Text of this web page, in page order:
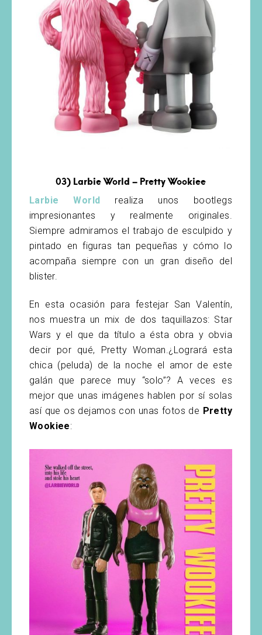
03) Larbie World – Pretty Wookiee
Larbie World realiza unos bootlegs
impresionantes y realmente originales.
Siempre admiramos el trabajo de esculpido y
pintado en figuras tan pequeñas y cómo lo
acompaña siempre con un gran diseño del
blister.
En esta ocasión para festejar San Valentín,
nos muestra un mix de dos taquillazos: Star
Wars y el que da título a ésta obra y obvia
decir por qué, Pretty Woman.¿Logrará esta
chica (peluda) de la noche el amor de este
galán que parece muy “solo”? A veces es
mejor que unas imágenes hablen por sí solas
así que os dejamos con unas fotos de Pretty
Wookiee: